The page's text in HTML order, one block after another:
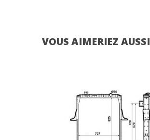
VOUS AIMERIEZ AUSSI